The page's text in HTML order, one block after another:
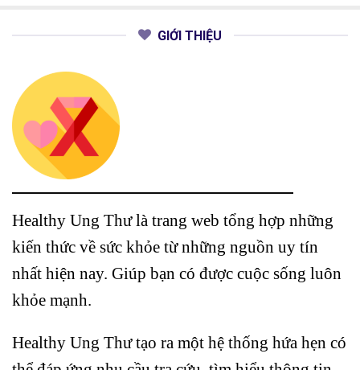
GIỚI THIỆU
Healthy Ung Thư là trang web tổng hợp những
kiến thức về sức khỏe từ những nguồn uy tín
nhất hiện nay. Giúp bạn có được cuộc sống luôn
khỏe mạnh.
Healthy Ung Thư tạo ra một hệ thống hứa hẹn có